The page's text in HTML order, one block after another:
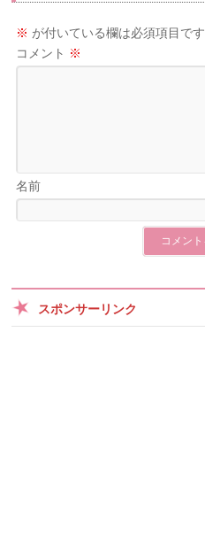
※ が付いている欄は必須項目です
コメント ※
名前
スポンサーリンク